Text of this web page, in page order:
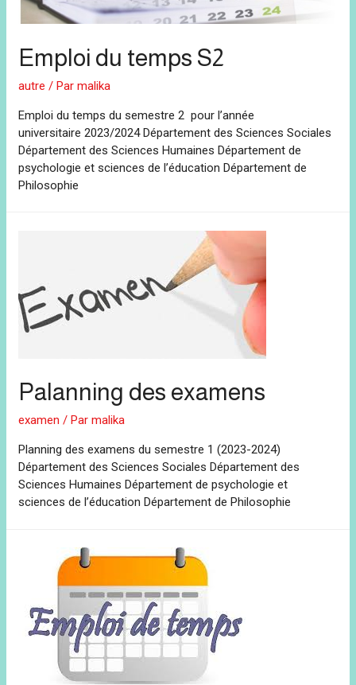
Emploi du temps S2
autre / Parmalika
Emploi du temps du semestre 2 pour l’année
universitaire 2023/2024 Département des Sciences Sociales
Département des Sciences Humaines Département de
psychologie et sciences de l’éducation Département de
Philosophie
Palanning des examens
examen / Parmalika
Planning des examens du semestre 1 (2023-2024)
Département des Sciences Sociales Département des
Sciences Humaines Département de psychologie et
sciences de l’éducation Département de Philosophie